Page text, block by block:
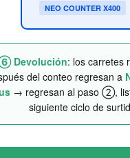
NEO COUNTER X400
Devolución: los carretes
del conteo regresan a
→ regresan al paso ②,
siguiente ciclo de